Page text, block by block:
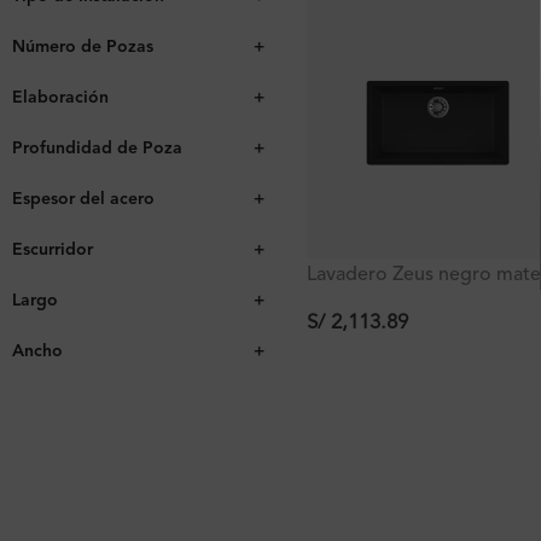
Número de Pozas +
Elaboración +
Profundidad de Poza +
Espesor del acero +
Escurridor +
Largo +
Ancho +
Lavadero Zeus negro mate
rebose 75.6×45.6×20 cm
S/ 2,113.89